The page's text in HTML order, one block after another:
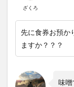
ざくろ
先に食券お預か
ますか？？？
味噌